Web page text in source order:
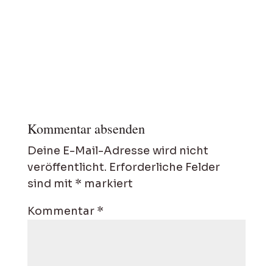
Kommentar absenden
Deine E-Mail-Adresse wird nicht
veröffentlicht. Erforderliche Felder
sind mit * markiert
Kommentar *